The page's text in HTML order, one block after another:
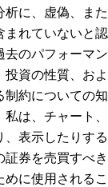
析に、虚偽、また
まれていないと認
去のパフォーマン
資の性質、およ
制約についての知
は、チャート、
表示したりする
券を売買すべき
に使用されるこ